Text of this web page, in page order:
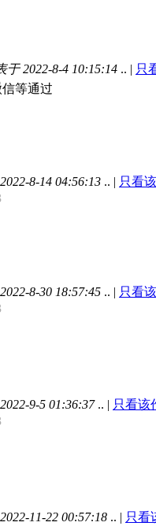
于 2022-8-4 10:15:14 .. | 只
等通过
8-14 04:56:13 .. | 只看
8-30 18:57:45 .. | 只看
9-5 01:36:37 .. | 只看该
11-22 00:57:18 .. | 只看